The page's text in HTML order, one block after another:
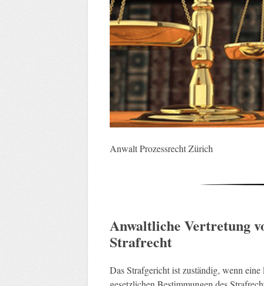
Anwalt Prozessrecht Zürich
Anwaltliche Vertretung
Strafrecht
Das Strafgericht ist zuständig, wenn